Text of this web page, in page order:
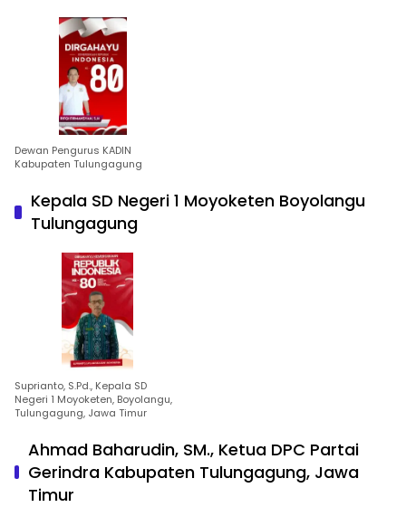
Dewan Pengurus KADIN
Kabupaten Tulungagung
Kepala SD Negeri 1 Moyoketen Boyolangu
Tulungagung
Suprianto, S.Pd., Kepala SD
Negeri 1 Moyoketen, Boyolangu,
Tulungagung, Jawa Timur
Ahmad Baharudin, SM., Ketua DPC Partai
Gerindra Kabupaten Tulungagung, Jawa
Timur